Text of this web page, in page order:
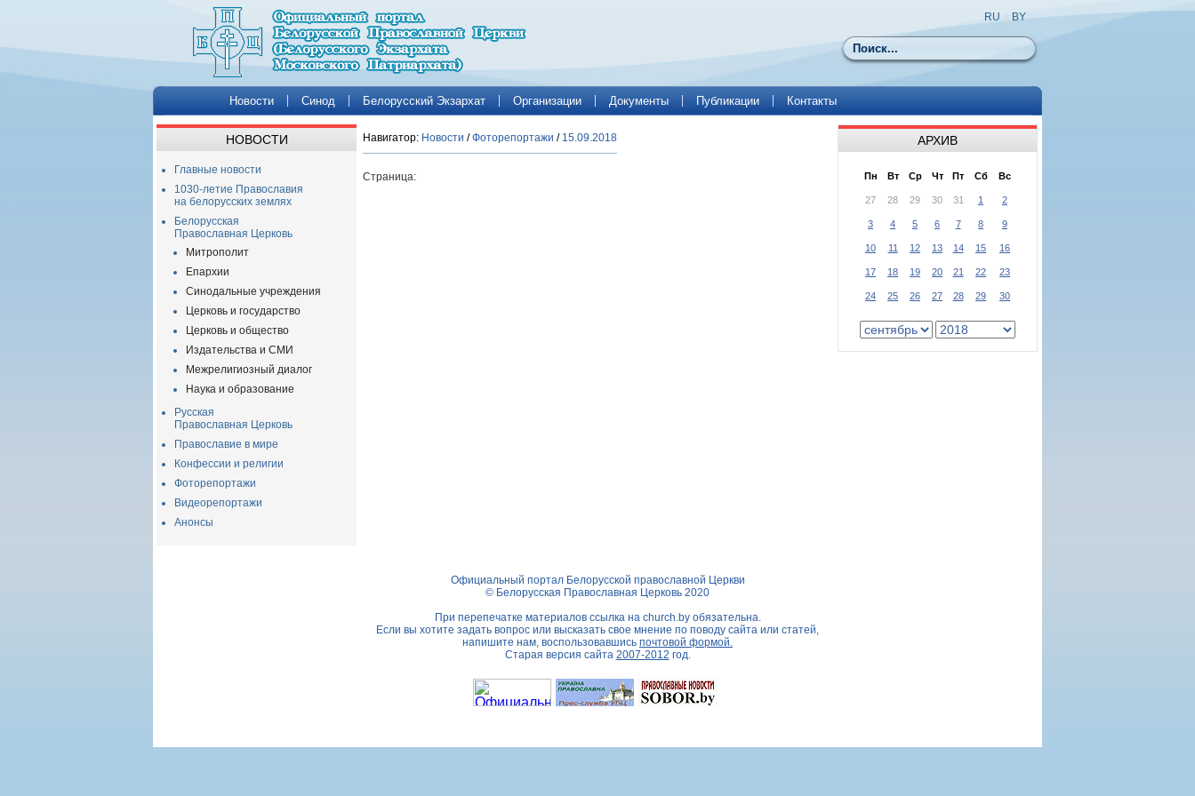
Поиск
RU BY
Новости Синод Белорусский Экзархат Организации Документы Публикации Контакты
НОВОСТИ
Главные новости
1030-летие Православия
на белорусских землях
Белорусская
Православная Церковь
Митрополит
Епархии
Синодальные учреждения
Церковь и государство
Церковь и общество
Издательства и СМИ
Межрелигиозный диалог
Наука и образование
Русская
Православная Церковь
Православие в мире
Конфессии и религии
Фоторепортажи
Видеорепортажи
Анонсы
Навигатор: Новости /Фоторепортажи / 15.09.2018
Страница:
АРХИВ
Пн Вт Ср Чт Пт Сб Вс
27 28 29 30 31 1 2
3 4 5 6 7 8 9
10 11 12 13 14 15 16
17 18 19 20 21 22 23
24 25 26 27 28 29 30
Официальный портал Белорусской православной Церкви
© Белорусская Православная Церковь 2020
При перепечатке материалов ссылка на church.byобязательна.
Если вы хотите задать вопрос или высказать свое мнение по поводу сайта или статей,
напишите нам, воспользовавшись почтовой формой.
Старая версия сайта 2007-2012 год.